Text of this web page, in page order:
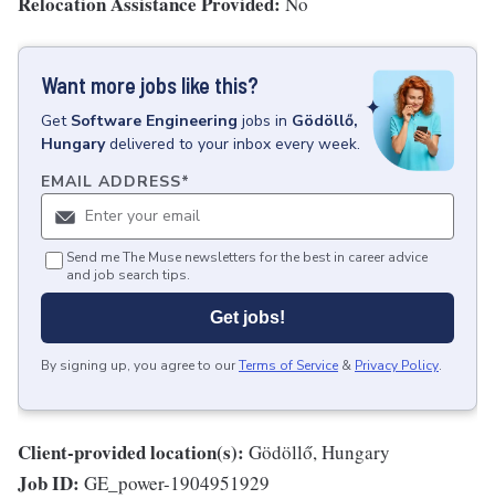
Want more jobs like this?
Get Software Engineering jobs in Gödöllő,
Hungary delivered to your inbox every week.
EMAIL ADDRESS*
Send me The Muse newsletters for the best in career advice
and job search tips.
Get jobs!
By signing up, you agree to ourTerms of Service & Privacy Policy.
Client-provided location(s): Gödöllő, Hungary
Job ID: GE_power-1904951929